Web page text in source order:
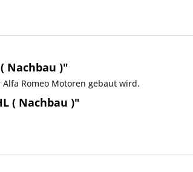
Nachbau )"
Romeo Motoren gebaut wird.
( Nachbau )"